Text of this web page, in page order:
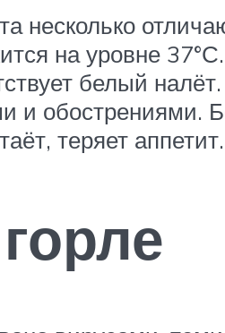
несколько
на уровне
белый
и
теряет